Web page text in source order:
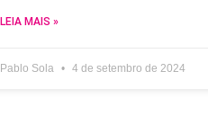
LEIA MAIS »
Pablo Sola 4 de setembro de 2024